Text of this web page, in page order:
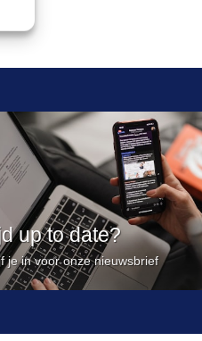
up to date?
je in voor onze nieuwsbrief